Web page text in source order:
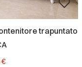
trapuntato
€